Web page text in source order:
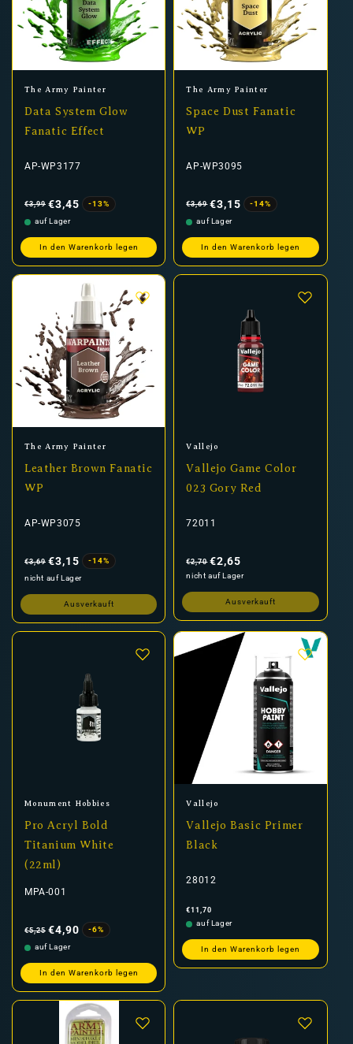
Anbieter:
The Army Painter
Data System Glow
Fanatic Effect
AP-WP3177
Preis
€3,99 €3,45
-13%
auf Lager
In den Warenkorb legen
Anbieter:
The Army Painter
Space Dust Fanatic
WP
AP-WP3095
Preis
€3,69 €3,15
-14%
auf Lager
In den Warenkorb legen
Anbieter:
The Army Painter
Leather Brown Fanatic
WP
AP-WP3075
Preis
€3,69 €3,15
-14%
nicht auf Lager
Ausverkauft
Anbieter:
Vallejo
Vallejo Game Color
023 Gory Red
72011
Preis
€2,70 €2,65
nicht auf Lager
Ausverkauft
Anbieter:
Monument Hobbies
Pro Acryl Bold
Titanium White
(22ml)
MPA-001
Preis
€5,25 €4,90
-6%
auf Lager
In den Warenkorb legen
Anbieter:
Vallejo
Vallejo Basic Primer
Black
28012
Normaler
Preis
€11,70
auf Lager
In den Warenkorb legen